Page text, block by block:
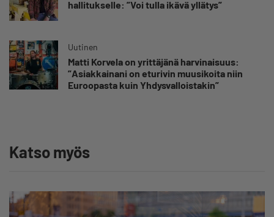
hallitukselle: ”Voi tulla ikävä yllätys”
Uutinen
Matti Korvela on yrittäjänä harvinaisuus:
”Asiakkainani on eturivin muusikoita niin
Euroopasta kuin Yhdysvalloistakin”
Katso myös